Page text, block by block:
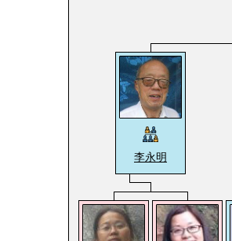
李永明